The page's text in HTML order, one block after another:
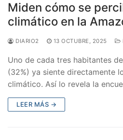
Miden cómo se
climático en la
DIARIO2 13 OCTUBRE, 2025
Uno de cada tres habitantes
(32%) ya siente directamente
climático. Así lo revela la
LEER MÁS →